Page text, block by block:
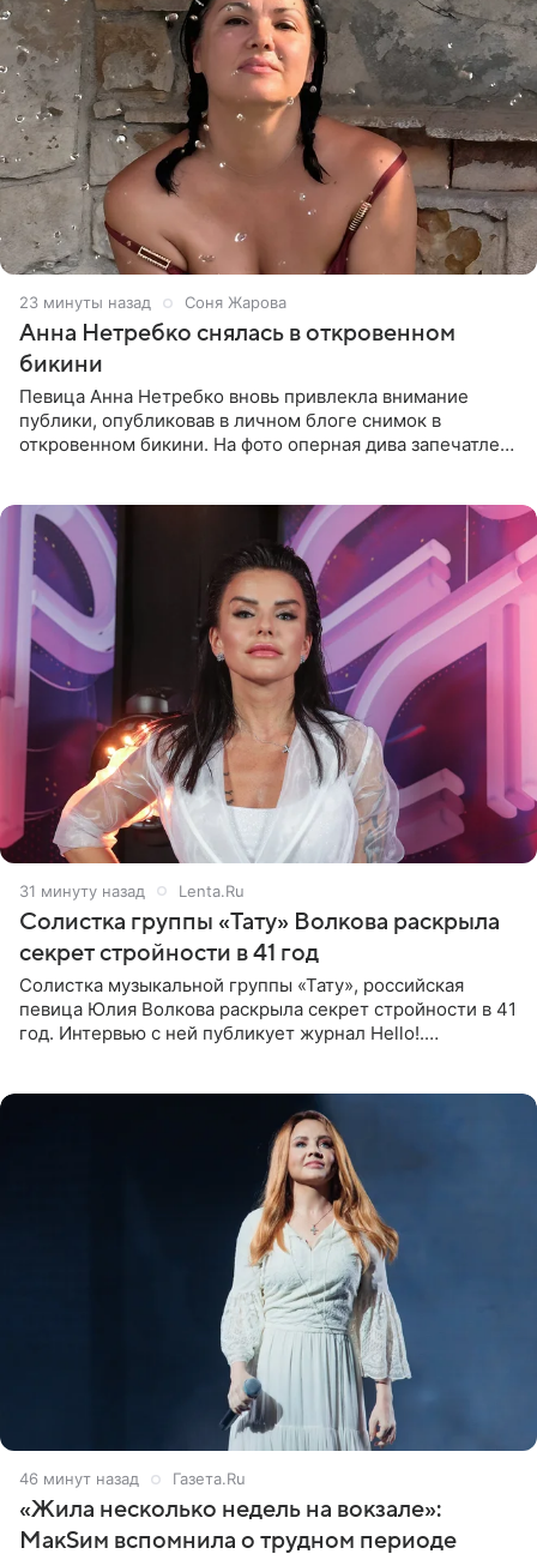
23 минуты назад Соня Жарова
Анна Нетребко снялась в откровенном
бикини
Певица Анна Нетребко вновь привлекла внимание
публики, опубликовав в личном блоге снимок в
откровенном бикини. На фото оперная дива запечатлена
31 минуту назад Lenta.Ru
Солистка группы «Тату» Волкова раскрыла
секрет стройности в 41 год
Солистка музыкальной группы «Тату», российская
певица Юлия Волкова раскрыла секрет стройности в 41
год. Интервью с ней публикует журнал Hello!.
46 минут назад Газета.Ru
«Жила несколько недель на вокзале»:
МакSим вспомнила о трудном периоде